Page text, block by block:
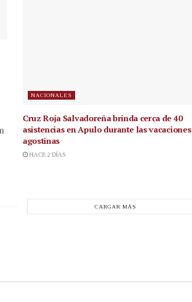
NACIONALES
Cruz Roja Salvadoreña brinda cerca de 40
asistencias en Apulo durante las vacaciones
agostinas
HACE 2 DÍAS
CARGAR MÁS